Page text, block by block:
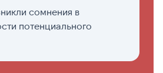
сомнения в
потенциального